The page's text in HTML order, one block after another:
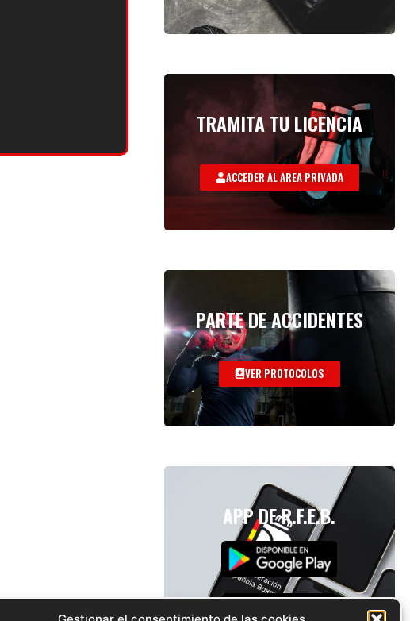
TRAMITA TU LICENCIA
ACCEDER AL AREA PRIVADA
PARTE DE ACCIDENTES
VER PROTOCOLOS
APP DE R.F.E.B.